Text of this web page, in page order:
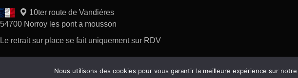
10ter route de Vandiéres
54700 Norroy les pont a mousson
Le retrait sur place se fait uniquement sur RDV
Copyright 2026 tous droits réservés AP Difusion
Nous utilisons des cookies pour vous garantir la meilleure expérience sur